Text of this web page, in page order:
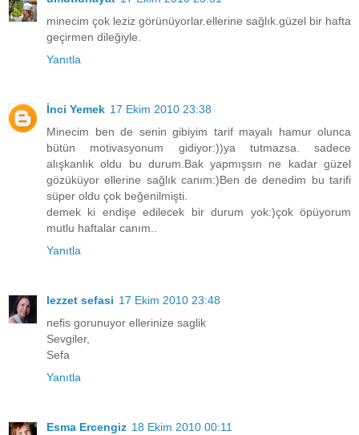
minecim çok leziz görünüyorlar.ellerine sağlık.güzel bir hafta
geçirmen dileğiyle.
Yanıtla
İnci Yemek 17 Ekim 2010 23:38
Minecim ben de senin gibiyim tarif mayalı hamur olunca
bütün motivasyonum gidiyor:))ya tutmazsa. sadece
alışkanlık oldu bu durum.Bak yapmışsın ne kadar güzel
gözüküyor ellerine sağlık canım:)Ben de denedim bu tarifi
süper oldu çok beğenilmişti.
demek ki endişe edilecek bir durum yok:)çok öpüyorum
mutlu haftalar canım..
Yanıtla
lezzet sefasi 17 Ekim 2010 23:48
nefis gorunuyor ellerinize saglik
Sevgiler,
Sefa
Yanıtla
Esma Ercengiz 18 Ekim 2010 00:11